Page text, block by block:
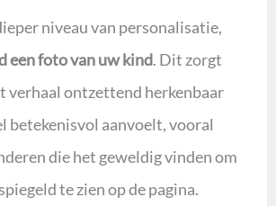
niveau van personalisatie,
een foto van uw kind. Dit zorgt
verhaal ontzettend herkenbaar
betekenisvol aanvoelt, vooral
die het geweldig vinden om
te zien op de pagina.